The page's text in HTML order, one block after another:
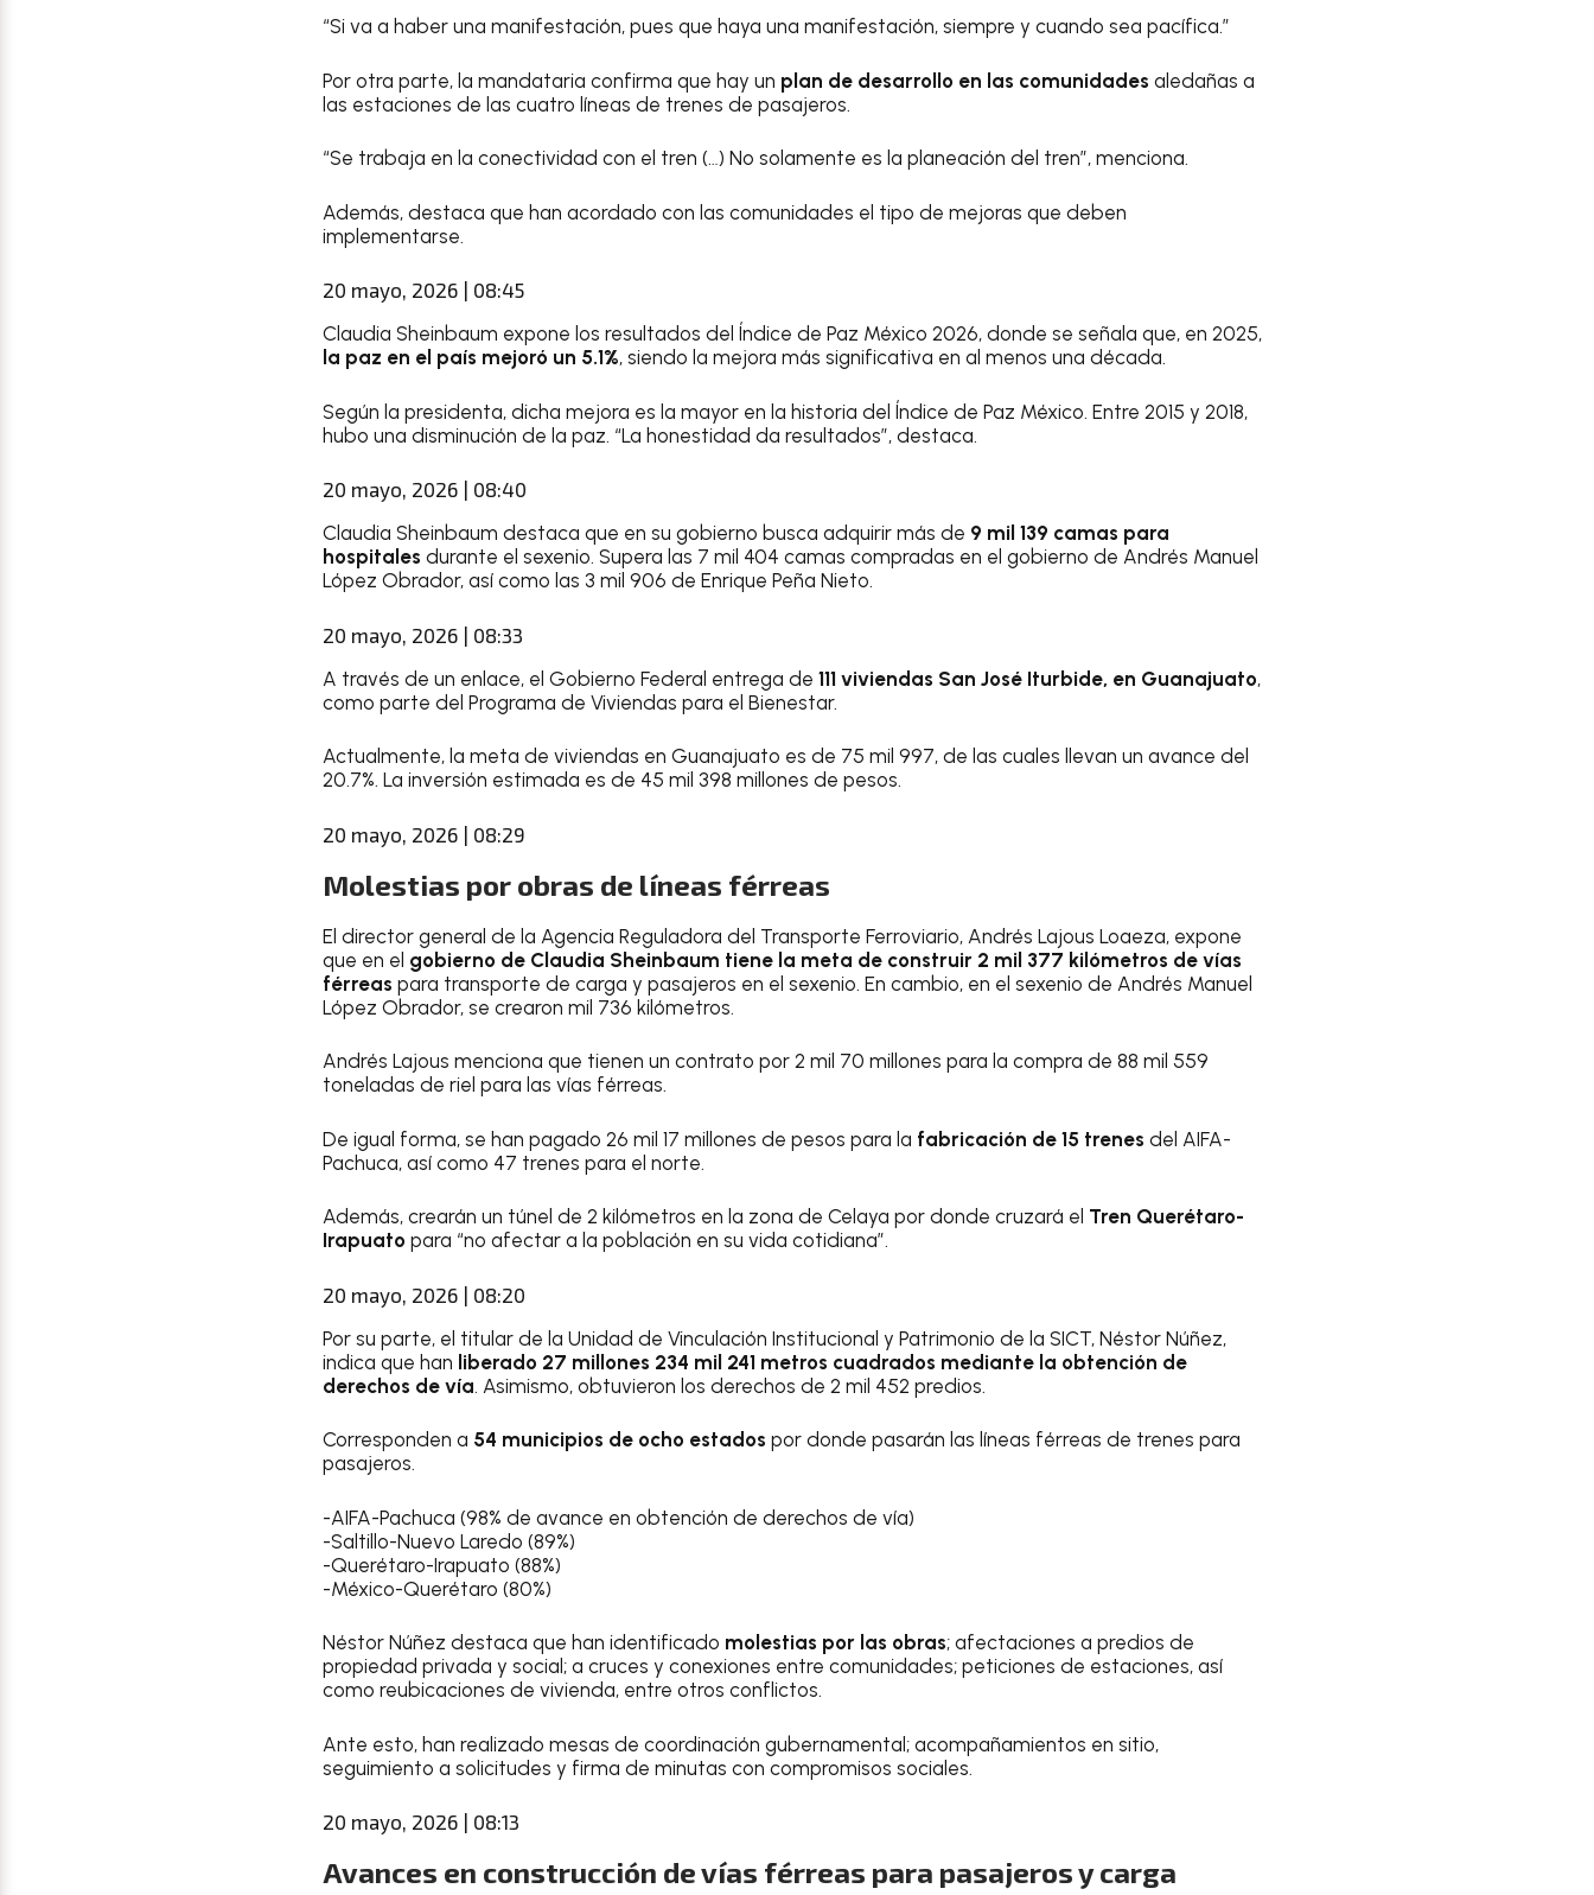
“Si va a haber una manifestación, pues que haya una manifestación, siempre y cuando sea pacífica.”
Por otra parte, la mandataria confirma que hay un plan de desarrollo en las comunidades aledañas a
las estaciones de las cuatro líneas de trenes de pasajeros.
“Se trabaja en la conectividad con el tren (…) No solamente es la planeación del tren”, menciona.
Además, destaca que han acordado con las comunidades el tipo de mejoras que deben
implementarse.
20 mayo, 2026 | 08:45
Claudia Sheinbaum expone los resultados del Índice de Paz México 2026, donde se señala que, en 2025,
la paz en el país mejoró un 5.1%, siendo la mejora más significativa en al menos una década.
Según la presidenta, dicha mejora es la mayor en la historia del Índice de Paz México. Entre 2015 y 2018,
hubo una disminución de la paz. “La honestidad da resultados”, destaca.
20 mayo, 2026 | 08:40
Claudia Sheinbaum destaca que en su gobierno busca adquirir más de 9 mil 139 camas para
hospitales durante el sexenio. Supera las 7 mil 404 camas compradas en el gobierno de Andrés Manuel
López Obrador, así como las 3 mil 906 de Enrique Peña Nieto.
20 mayo, 2026 | 08:33
A través de un enlace, el Gobierno Federal entrega de 111 viviendas San José Iturbide, en Guanajuato,
como parte del Programa de Viviendas para el Bienestar.
Actualmente, la meta de viviendas en Guanajuato es de 75 mil 997, de las cuales llevan un avance del
20.7%. La inversión estimada es de 45 mil 398 millones de pesos.
20 mayo, 2026 | 08:29
Molestias por obras de líneas férreas
El director general de la Agencia Reguladora del Transporte Ferroviario, Andrés Lajous Loaeza, expone
que en el gobierno de Claudia Sheinbaum tiene la meta de construir 2 mil 377 kilómetros de vías
férreas para transporte de carga y pasajeros en el sexenio. En cambio, en el sexenio de Andrés Manuel
López Obrador, se crearon mil 736 kilómetros.
Andrés Lajous menciona que tienen un contrato por 2 mil 70 millones para la compra de 88 mil 559
toneladas de riel para las vías férreas.
De igual forma, se han pagado 26 mil 17 millones de pesos para la fabricación de 15 trenes del AIFA-
Pachuca, así como 47 trenes para el norte.
Además, crearán un túnel de 2 kilómetros en la zona de Celaya por donde cruzará el Tren Querétaro-
Irapuato para “no afectar a la población en su vida cotidiana”.
20 mayo, 2026 | 08:20
Por su parte, el titular de la Unidad de Vinculación Institucional y Patrimonio de la SICT, Néstor Núñez,
indica que han liberado 27 millones 234 mil 241 metros cuadrados mediante la obtención de
derechos de vía. Asimismo, obtuvieron los derechos de 2 mil 452 predios.
Corresponden a 54 municipios de ocho estados por donde pasarán las líneas férreas de trenes para
pasajeros.
-AIFA-Pachuca (98% de avance en obtención de derechos de vía)
-Saltillo-Nuevo Laredo (89%)
-Querétaro-Irapuato (88%)
-México-Querétaro (80%)
Néstor Núñez destaca que han identificado molestias por las obras; afectaciones a predios de
propiedad privada y social; a cruces y conexiones entre comunidades; peticiones de estaciones, así
como reubicaciones de vivienda, entre otros conflictos.
Ante esto, han realizado mesas de coordinación gubernamental; acompañamientos en sitio,
seguimiento a solicitudes y firma de minutas con compromisos sociales.
20 mayo, 2026 | 08:13
Avances en construcción de vías férreas para pasajeros y carga